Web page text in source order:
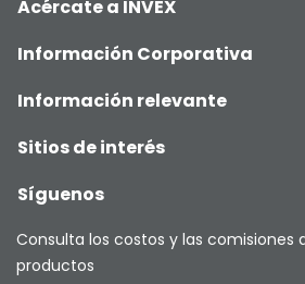
Acércate a INVEX
Información Corporativa
Información relevante
Sitios de interés
Síguenos
Consulta los costos y las comisiones
productos